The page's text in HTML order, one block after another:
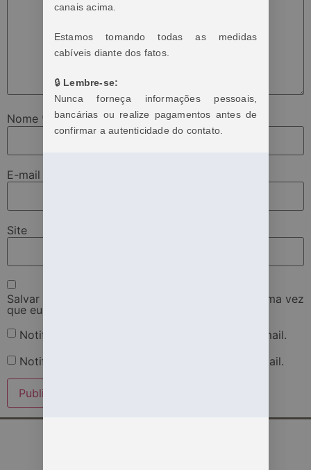
Nome *
E-mail
Site
Salvar meus dados neste navegador para a próxima vez
que eu comentar.
Notifique-me sobre novos comentários por e-mail.
Notifique-me sobre novas publicações por e-mail.
canais acima.
Estamos tomando todas as medidas
cabíveis diante dos fatos.
🔒 Lembre-se:
Nunca forneça informações pessoais,
bancárias ou realize pagamentos antes de
confirmar a autenticidade do contato.